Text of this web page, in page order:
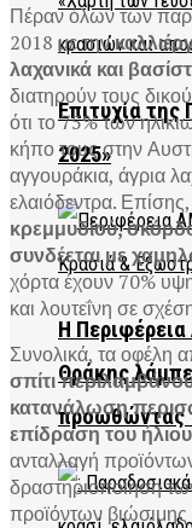
Επιτυχία
2025»
Η
Θράκης
προωθώντας
Πέραν όλων των
2018 με την
λαχανικά και
διατηρούν τους
ότι το 75% των
κήπο τους στην
αγγουράκια, άγρια
ελαιόδεντρα. Επίσης,
κρεμμυδιού,
συνδέεται με
χόρτα έχουν 70%
και λουτεΐνη σε
Συνολικά, τα οφέλη
σπίτι
κατανάλωση
επίδραση του
ανταλλαγή
δραστηριοποίηση
προϊόντων